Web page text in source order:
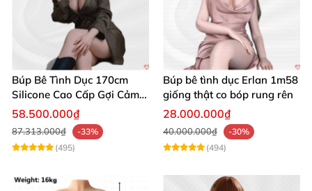
Búp Bê Tình Dục 170cm
Silicone Cao Cấp Gợi Cảm
Giống Thật
58.500.000₫
87.313.000₫
-33%
(495)
Búp bê tình dục Erlan 1m58
giống thật co bóp rung rên
28.000.000₫
40.000.000₫
-30%
(494)